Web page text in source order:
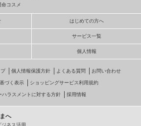
コスメ
はじめての方へ
サービス一覧
個人情報
個人情報保護方針 よくある質問 お問い合わせ
づく表示 ショッピングサービス利用規約
ハラスメントに対する方針 採用情報
へ
ネス活用